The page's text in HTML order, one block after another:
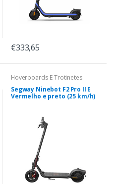
€333,65
Hoverboards E Trotinetes
Segway Ninebot F2 Pro II E
Vermelho e preto (25 km/h)